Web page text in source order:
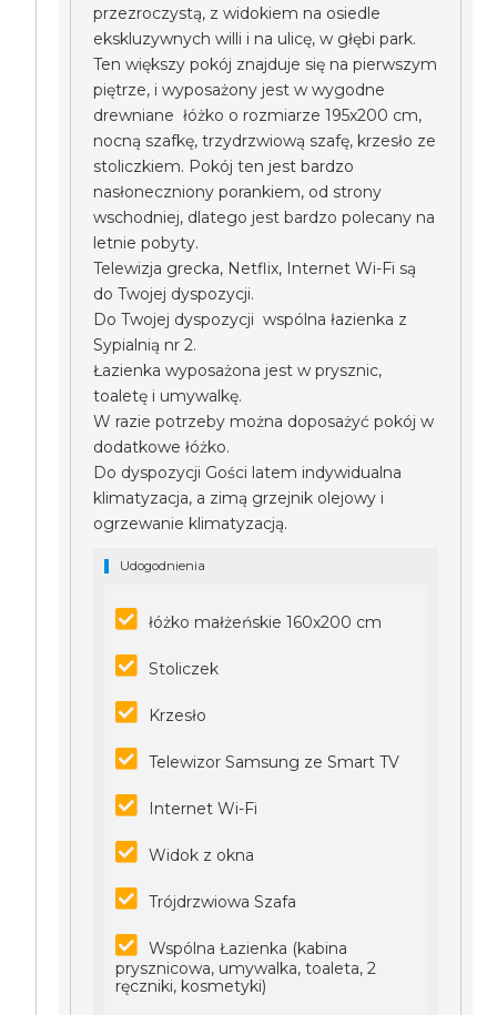
przezroczystą, z widokiem na osiedle
ekskluzywnych willi i na ulicę, w głębi park.
Ten większy pokój znajduje się na pierwszym
piętrze, i wyposażony jest w wygodne
drewniane łóżko o rozmiarze 195x200 cm,
nocną szafkę, trzydrzwiową szafę, krzesło ze
stoliczkiem. Pokój ten jest bardzo
nasłoneczniony porankiem, od strony
wschodniej, dlatego jest bardzo polecany na
letnie pobyty.
Telewizja grecka, Netflix, Internet Wi-Fi są
do Twojej dyspozycji.
Do Twojej dyspozycji wspólna łazienka z
Sypialnią nr 2.
Łazienka wyposażona jest w prysznic,
toaletę i umywalkę.
W razie potrzeby można doposażyć pokój w
dodatkowe łóżko.
Do dyspozycji Gości latem indywidualna
klimatyzacja, a zimą grzejnik olejowy i
ogrzewanie klimatyzacją.
Udogodnienia
łóżko małżeńskie 160x200 cm
Stoliczek
Krzesło
Telewizor Samsung ze Smart TV
Internet Wi-Fi
Widok z okna
Trójdrzwiowa Szafa
Wspólna Łazienka (kabina
prysznicowa, umywalka, toaleta, 2
ręczniki, kosmetyki)